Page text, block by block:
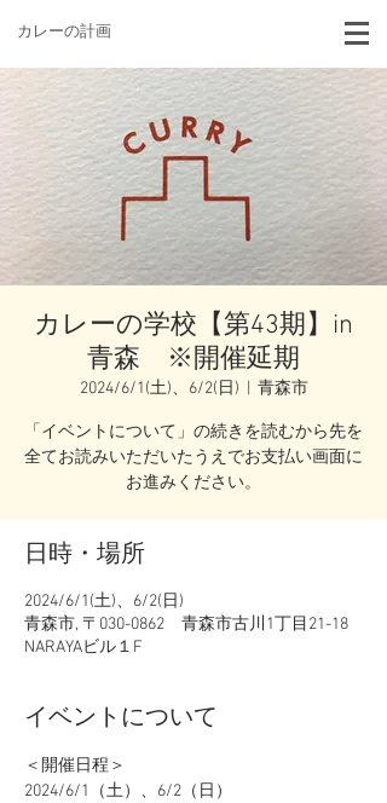
カレーの計画
カレーの学校【第43期】in
青森 ※開催延期
2024/6/1(土)、6/2(日) 青森市
「イベントについて」の続きを読むから先を
全てお読みいただいたうえでお支払い画面に
お進みください。
日時・場所
2024/6/1(土)、6/2(日)
青森市, 〒030-0862 青森市古川1丁目21-18
NARAYAビル１F
イベントについて
＜開催日程＞
2024/6/1（土）、6/2（日）